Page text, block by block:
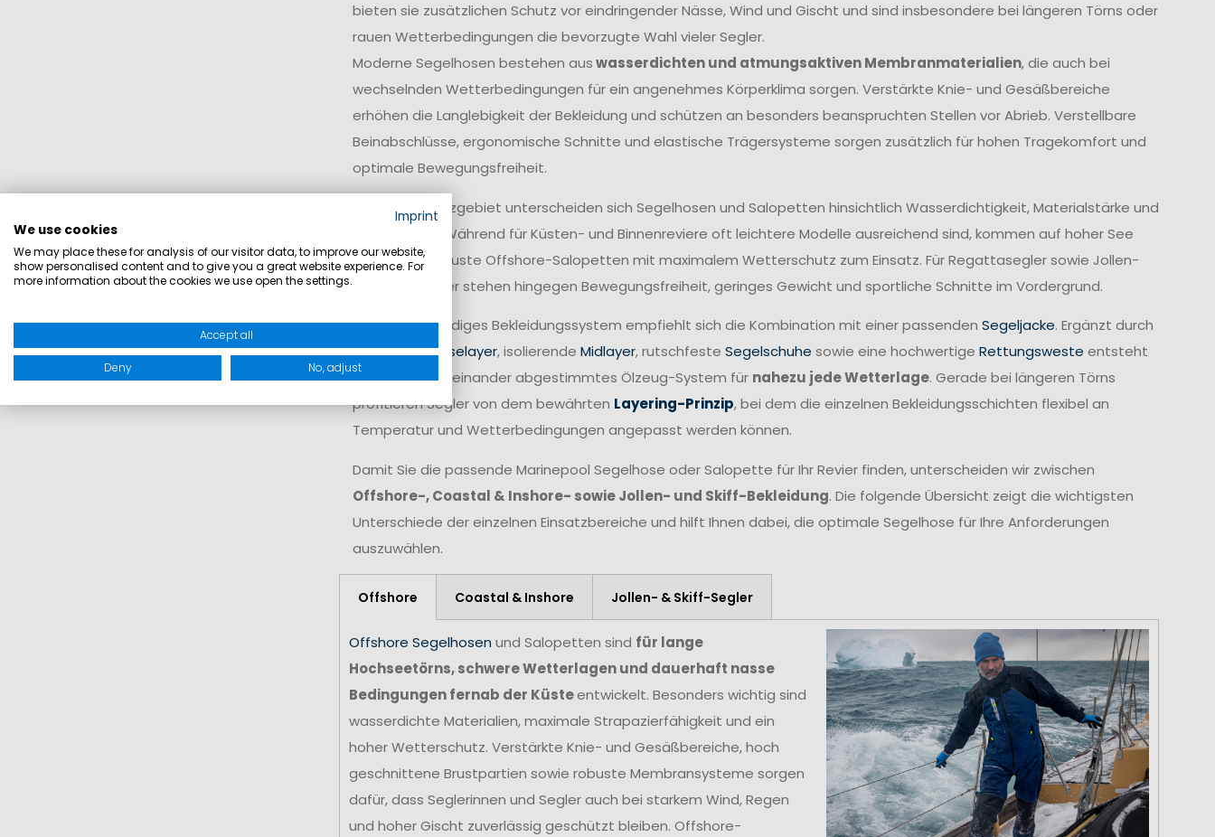
bieten sie zusätzlichen Schutz vor eindringender Nässe, Wind und Gischt und sind insbesondere bei längeren Törns oder
rauen Wetterbedingungen die bevorzugte Wahl vieler Segler.
Moderne Segelhosen bestehen auswasserdichten und atmungsaktiven Membranmaterialien, die auch bei
wechselnden Wetterbedingungen für ein angenehmes Körperklima sorgen. Verstärkte Knie- und Gesäßbereiche
erhöhen die Langlebigkeit der Bekleidung und schützen an besonders beanspruchten Stellen vor Abrieb. Verstellbare
Beinabschlüsse, ergonomische Schnitte und elastische Trägersysteme sorgen zusätzlich für hohen Tragekomfort und
optimale Bewegungsfreiheit.
Je nach Einsatzgebiet unterscheiden sich Segelhosen und Salopetten hinsichtlich Wasserdichtigkeit, Materialstärke und
Ausstattung. Während für Küsten- und Binnenreviere oft leichtere Modelle ausreichend sind, kommen auf hoher See
besonders robuste Offshore-Salopetten mit maximalem Wetterschutz zum Einsatz. Für Regattasegler sowie Jollen-
und Skiff-Segler stehen hingegen Bewegungsfreiheit, geringes Gewicht und sportliche Schnitte im Vordergrund.
Für ein vollständiges Bekleidungssystem empfiehlt sich die Kombination mit einer passenden Segeljacke. Ergänzt durch
funktionaleBaselayer, isolierende Midlayer, rutschfeste Segelschuhe sowie eine hochwertige Rettungsweste entsteht
ein perfekt aufeinander abgestimmtes Ölzeug-System für nahezu jede Wetterlage. Gerade bei längeren Törns
profitieren Segler von dem bewährten Layering-Prinzip, bei dem die einzelnen Bekleidungsschichten flexibel an
Temperatur und Wetterbedingungen angepasst werden können.
Damit Sie die passende Marinepool Segelhose oder Salopette für Ihr Revier finden, unterscheiden wir zwischen
Offshore-, Coastal & Inshore- sowie Jollen- und Skiff-Bekleidung. Die folgende Übersicht zeigt die wichtigsten
Unterschiede der einzelnen Einsatzbereiche und hilft Ihnen dabei, die optimale Segelhose für Ihre Anforderungen
auszuwählen.
Offshore Coastal & Inshore Jollen- & Skiff-Segler
Offshore Segelhosen und Salopetten sind für lange
Hochseetörns, schwere Wetterlagen und dauerhaft nasse
Bedingungen fernab der Küsteentwickelt. Besonders wichtig sind
wasserdichte Materialien, maximale Strapazierfähigkeit und ein
hoher Wetterschutz. Verstärkte Knie- und Gesäßbereiche, hoch
geschnittene Brustpartien sowie robuste Membransysteme sorgen
dafür, dass Seglerinnen und Segler auch bei starkem Wind, Regen
und hoher Gischt zuverlässig geschützt bleiben. Offshore-
Imprint
We use cookies
We may place these for analysis of our visitor data, to improve our website,
show personalised content and to give you a great website experience. For
more information about the cookies we use open the settings.
Accept all
Deny No, adjust